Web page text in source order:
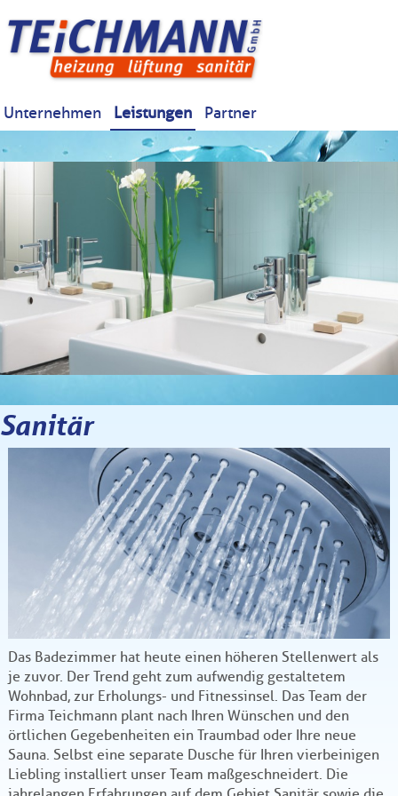
Unternehmen Leistungen Partner
Sanitär
Das Badezimmer hat heute einen höheren Stellenwert als
je zuvor. Der Trend geht zum aufwendig gestaltetem
Wohnbad, zur Erholungs- und Fitnessinsel. Das Team der
Firma Teichmann plant nach Ihren Wünschen und den
örtlichen Gegebenheiten ein Traumbad oder Ihre neue
Sauna. Selbst eine separate Dusche für Ihren vierbeinigen
Liebling installiert unser Team maßgeschneidert. Die